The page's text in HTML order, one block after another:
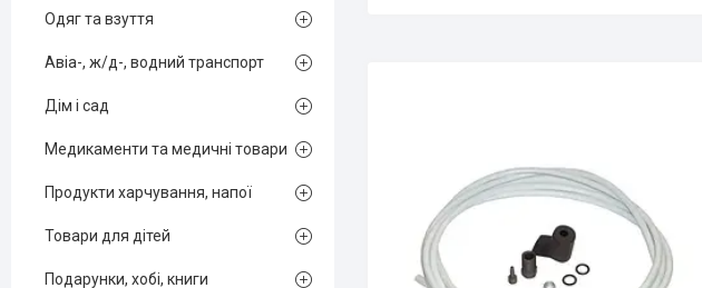
Одяг та взуття
Авіа-, ж/д-, водний транспорт
Дім і сад
Медикаменти та медичні товари
Продукти харчування, напої
Товари для дітей
Подарунки, хобі, книги